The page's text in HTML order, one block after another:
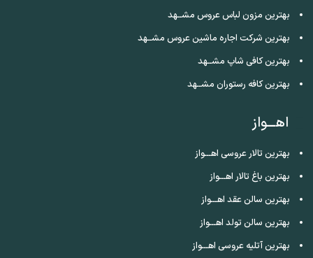
بهترین مزون لباس عروس مشــهد
بهترین شرکت اجاره ماشین عروس مشــهد
بهترین کافی شاپ مشــهد
بهترین کافه رستوران مشــهد
اهـــواز
بهترین تالار عروسی اهـــواز
بهترین باغ تالار اهـــواز
بهترین سالن عقد اهـــواز
بهترین سالن تولد اهـــواز
بهترین آتلیه عروسی اهـــواز